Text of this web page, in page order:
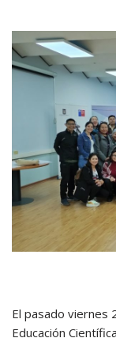
El pasado viernes
Educación